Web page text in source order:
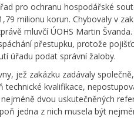
pro ochranu hospodářské
milionu korun. Chybovaly v
mluvčí ÚOHS Martin
přestupku, protože
úřadu podat správní žaloby.
jež zakázku zadávaly
technické kvalifikace,
dvou uskutečněných
jedna z nich musela být